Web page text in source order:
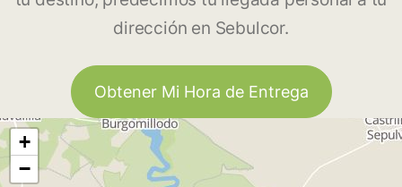
dirección en Sebulcor.
Obtener Mi Hora de Entrega
+
−